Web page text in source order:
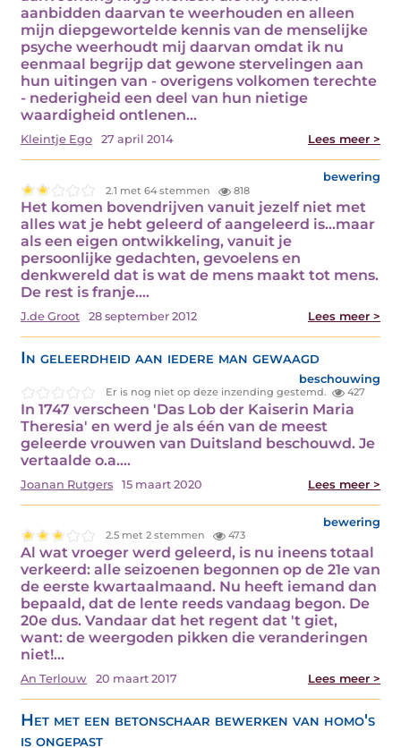
aanbidden daarvan te weerhouden en alleen
mijn diepgewortelde kennis van de menselijke
psyche weerhoudt mij daarvan omdat ik nu
eenmaal begrijp dat gewone stervelingen aan
hun uitingen van - overigens volkomen terechte
- nederigheid een deel van hun nietige
waardigheid ontlenen…
Kleintje Ego 27 april 2014 Lees meer >
bewering
2.1 met 64 stemmen 818
Het komen bovendrijven vanuit jezelf niet met
alles wat je hebt geleerd of aangeleerd is...maar
als een eigen ontwikkeling, vanuit je
persoonlijke gedachten, gevoelens en
denkwereld dat is wat de mens maakt tot mens.
De rest is franje.…
J.de Groot 28 september 2012 Lees meer >
In geleerdheid aan iedere man gewaagd
beschouwing
Er is nog niet op deze inzending gestemd. 427
In 1747 verscheen 'Das Lob der Kaiserin Maria
Theresia' en werd je als één van de meest
geleerde vrouwen van Duitsland beschouwd. Je
vertaalde o.a.…
Joanan Rutgers 15 maart 2020 Lees meer >
bewering
2.5 met 2 stemmen 473
Al wat vroeger werd geleerd, is nu ineens totaal
verkeerd: alle seizoenen begonnen op de 21e van
de eerste kwartaalmaand. Nu heeft iemand dan
bepaald, dat de lente reeds vandaag begon. De
20e dus. Vandaar dat het regent dat 't giet,
want: de weergoden pikken die veranderingen
niet!…
An Terlouw 20 maart 2017 Lees meer >
Het met een betonschaar bewerken van homo's
is ongepast